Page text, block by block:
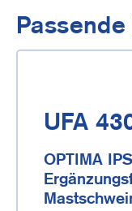
UFA
OPTIMA